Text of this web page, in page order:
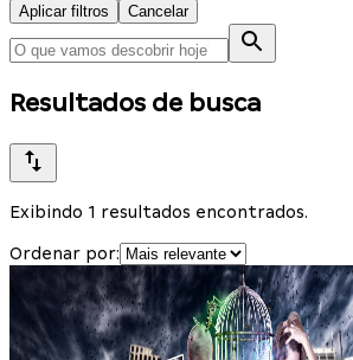
Aplicar filtros Cancelar
Resultados de busca
Exibindo 1 resultados encontrados.
Ordenar por: